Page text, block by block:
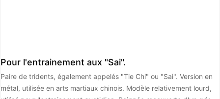
Pour l'entrainement aux "Sai".
Paire de tridents, également appelés "Tie Chi" ou "Sai". Version en
métal, utilisée en arts martiaux chinois. Modèle relativement lourd,